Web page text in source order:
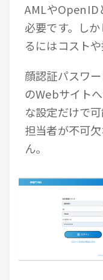
AMLやOpenID
必要です。し
るにはコスト
顔認証パスワ
のWebサイト
な設定だけで
担当者が不可
ん。